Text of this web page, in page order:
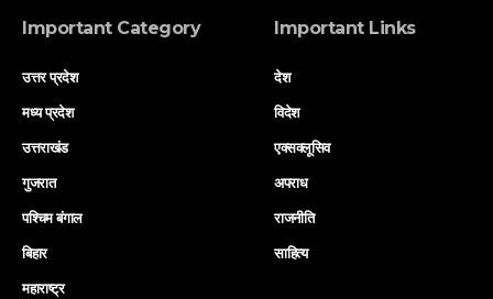
Important Category
उत्तर प्रदेश
मध्य प्रदेश
उत्तराखंड
गुजरात
पश्चिम बंगाल
बिहार
महाराष्ट्र
Important Links
देश
विदेश
एक्सक्लूसिव
अपराध
राजनीति
साहित्य